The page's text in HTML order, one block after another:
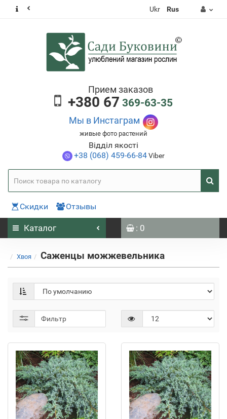
Ukr Rus
Прием заказов
+380 67 369-63-35
Мы в Инстаграм
живые фото растений
Відділ якості
+38 (068) 459-66-84Viber
Скидки Отзывы
Каталог : 0
Хвоя Саженцы можжевельника
Фильтр